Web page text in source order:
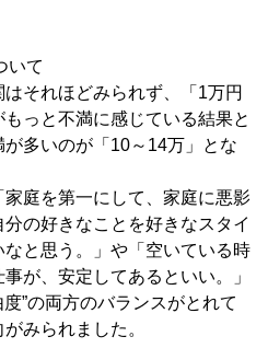
いて
それほどみられず、「1万円
っと不満に感じている結果と
多いのが「10～14万」とな
庭を第一にして、家庭に悪影
の好きなことを好きなスタイ
と思う。」や「空いている時
が、安定してあるといい。」
度”の両方のバランスがとれて
みられました。